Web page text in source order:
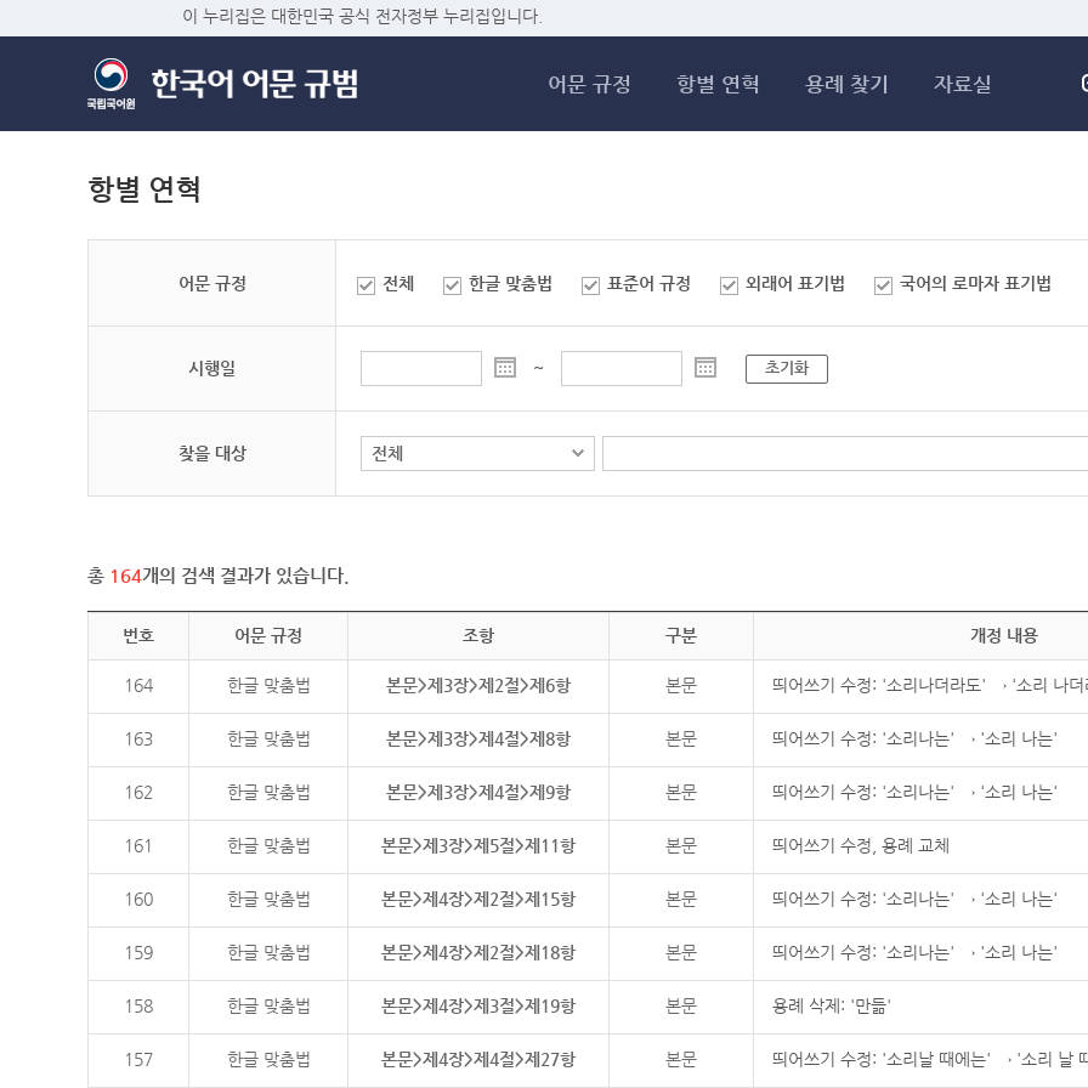
이 누리집은 대한민국 공식 전자정부 누리집입니다.
어문 규정 항별 연혁 용례 찾기 자료실
항별 연혁
어문 규정 전체 한글 맞춤법 표준어 규정 외래어 표기법 국어의 로마자 표기법
시행일 ~ 초기화
찾을 대상
총 164개의 검색 결과가 있습니다.
번호 어문 규정 조항 구분 개정 내용
164 한글 맞춤법 본문>제3장>제2절>제6항 본문 띄어쓰기 수정: '소리나더라도' → '소리 나더
163 한글 맞춤법 본문>제3장>제4절>제8항 본문 띄어쓰기 수정: '소리나는' → '소리 나는'
162 한글 맞춤법 본문>제3장>제4절>제9항 본문 띄어쓰기 수정: '소리나는' → '소리 나는'
161 한글 맞춤법 본문>제3장>제5절>제11항 본문 띄어쓰기 수정, 용례 교체
160 한글 맞춤법 본문>제4장>제2절>제15항 본문 띄어쓰기 수정: '소리나는' → '소리 나는'
159 한글 맞춤법 본문>제4장>제2절>제18항 본문 띄어쓰기 수정: '소리나는' → '소리 나는'
158 한글 맞춤법 본문>제4장>제3절>제19항 본문 용례 삭제: '만듦'
157 한글 맞춤법 본문>제4장>제4절>제27항 본문 띄어쓰기 수정: '소리날 때에는' → '소리 날